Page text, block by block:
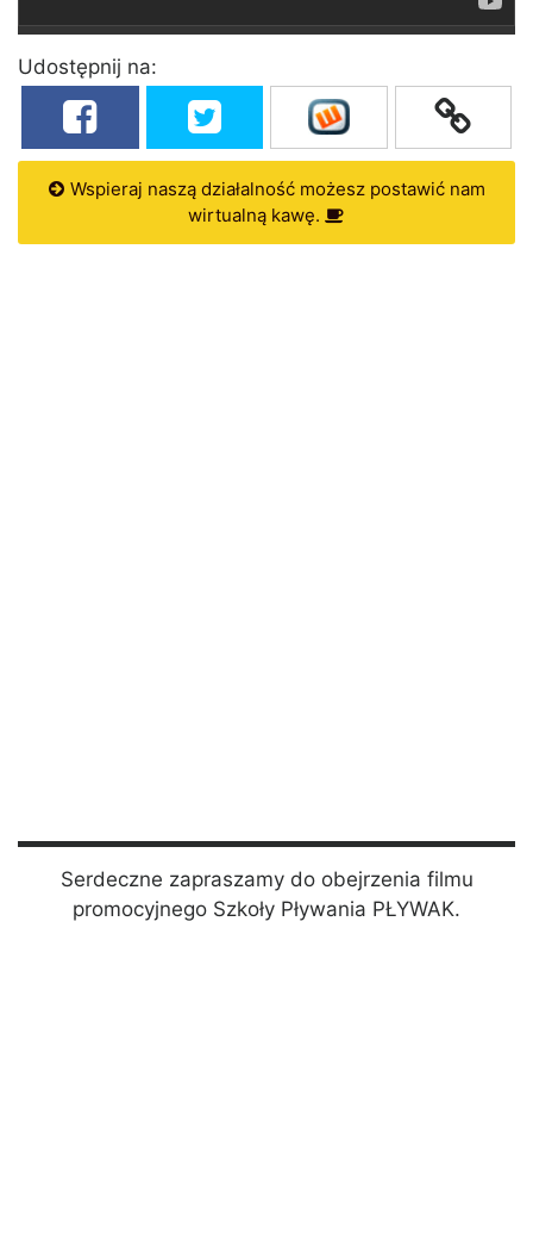
Udostępnij na:
Wspieraj naszą działalność możesz postawić nam
wirtualną kawę.
Serdeczne zapraszamy do obejrzenia filmu
promocyjnego Szkoły Pływania PŁYWAK.